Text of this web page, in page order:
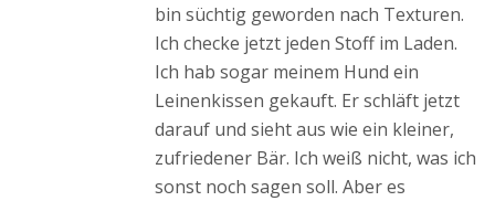
bin süchtig geworden nach Texturen.
Ich checke jetzt jeden Stoff im Laden.
Ich hab sogar meinem Hund ein
Leinenkissen gekauft. Er schläft jetzt
darauf und sieht aus wie ein kleiner,
zufriedener Bär. Ich weiß nicht, was ich
sonst noch sagen soll. Aber es